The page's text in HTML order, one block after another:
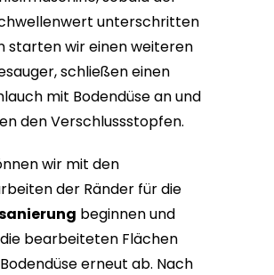
unterschritten
starten wir einen weiteren
schließen einen
mit Bodendüse an und
den Verschlussstopfen.
wir mit den
der Ränder für die
beginnen und
bearbeiteten Flächen
erneut ab. Nach